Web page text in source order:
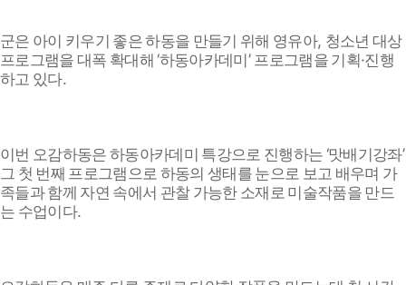
군은 아이 키우기 좋은 하동을 만들기 위해 영유아, 청소년 대상
프로그램을 대폭 확대해‘하동아카데미’ 프로그램을 기획·진행
하고 있다.
이번 오감하동은 하동아카데미 특강으로 진행하는 ‘맛배기강좌’
그 첫 번째 프로그램으로 하동의 생태를 눈으로 보고 배우며 가
족들과 함께 자연 속에서 관찰 가능한 소재로 미술작품을 만드
는 수업이다.